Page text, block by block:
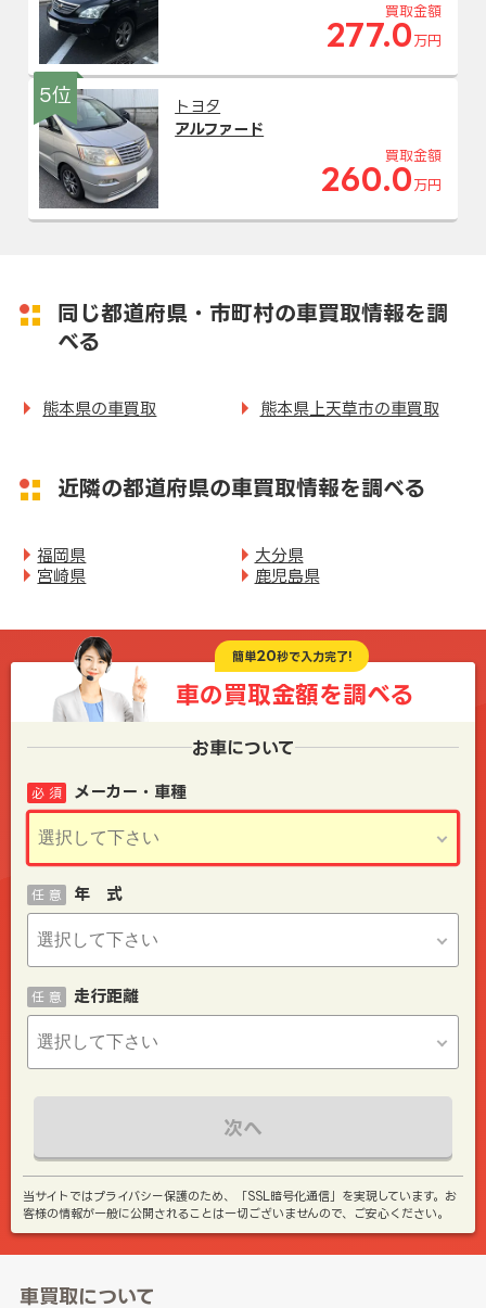
買取金額
277.0 万円
5位
トヨタ
アルファード
買取金額
260.0 万円
同じ都道府県・市町村の車買取情報を調
べる
熊本県の車買取 熊本県上天草市の車買取
近隣の都道府県の車買取情報を調べる
福岡県
大分県
宮崎県
鹿児島県
簡単20秒で入力完了!
車の買取金額を調べる
お車について
メーカー・車種
必 須
年 式
任 意
走行距離
任 意
次へ
当サイトではプライバシー保護のため、「SSL暗号化通信」を実現しています。お
客様の情報が一般に公開されることは一切ございませんので、ご安心ください。
車買取について